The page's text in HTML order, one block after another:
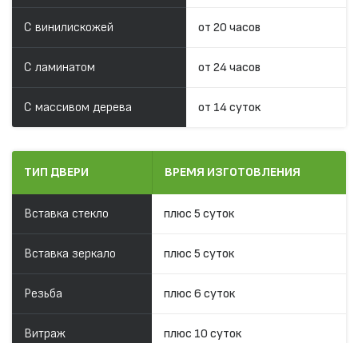
С винилискожей от 20 часов
С ламинатом от 24 часов
С массивом дерева от 14 суток
ТИП ДВЕРИ ВРЕМЯ ИЗГОТОВЛЕНИЯ
Вставка стекло плюс 5 суток
Вставка зеркало плюс 5 суток
Резьба плюс 6 суток
Витраж плюс 10 суток